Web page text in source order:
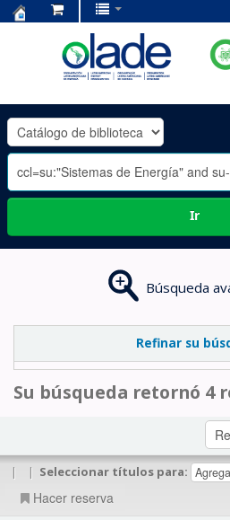
OLADE
-
Ir
Búsqueda
Refinar su
Su búsqueda retornó 4
| | Seleccionar títulos para:
Hacer reserva